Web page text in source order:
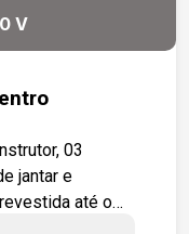
V
03
jantar e
até o